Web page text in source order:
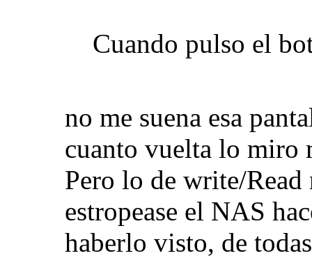
Cuando pulso el
no me suena esa
cuanto vuelta lo miro
Pero lo de write/Read
estropease el NAS
haberlo visto, de